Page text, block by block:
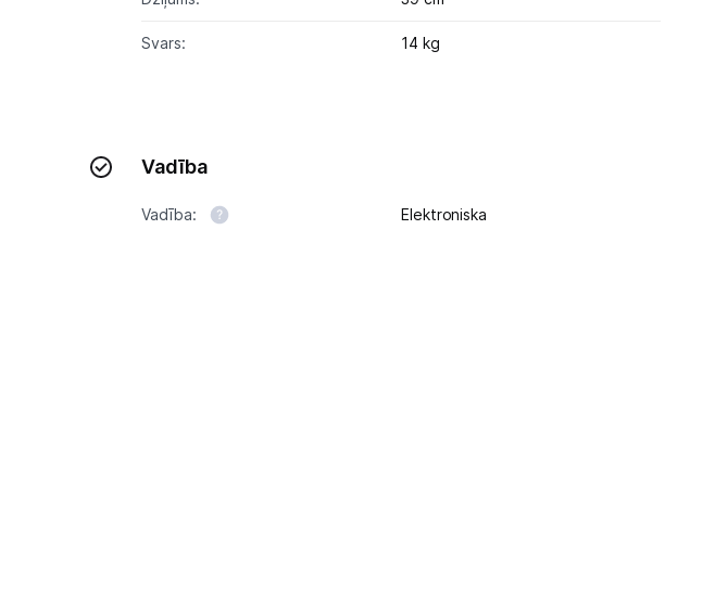
Svars: 14 kg
Vadība
Vadība: Elektroniska